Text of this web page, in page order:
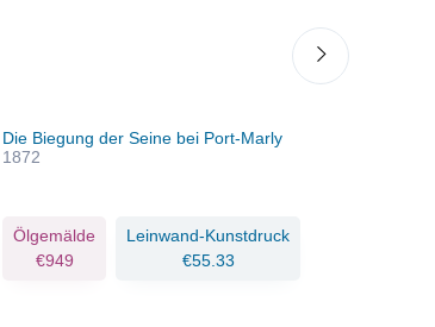
Die Biegung der Seine bei Port-Marly
1872
Ölgemälde
€949
Leinwand-Kunstdruck
€55.33